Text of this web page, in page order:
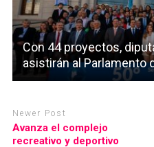
Con 44 proyectos,
asistirán al Parlamento
Newer Post
Avanza el complejo
recreativo y deportivo